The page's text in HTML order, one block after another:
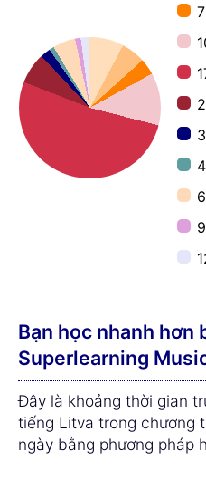
Bạn học nhanh hơn
Superlearning
Đây là khoảng thời gian
tiếng Litva trong chương
ngày bằng phương pháp